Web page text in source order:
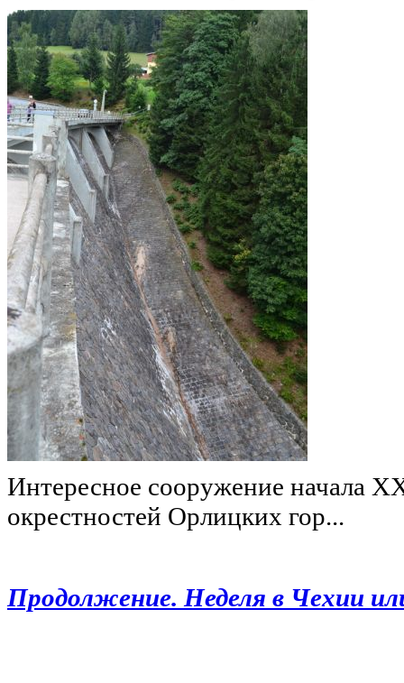
Интересное сооружение начала
окрестностей Орлицких гор...
Продолжение. Неделя в Чехии